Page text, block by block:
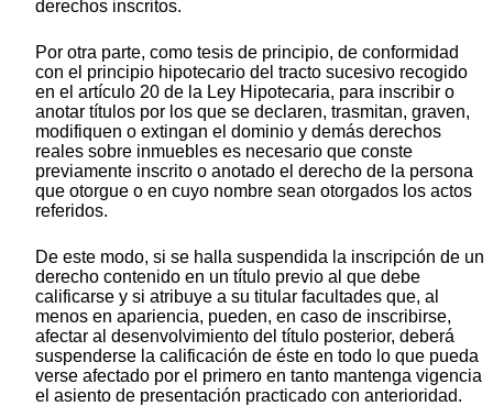
derechos inscritos.
Por otra parte, como tesis de principio, de conformidad
con el principio hipotecario del tracto sucesivo recogido
en el artículo 20 de la Ley Hipotecaria, para inscribir o
anotar títulos por los que se declaren, trasmitan, graven,
modifiquen o extingan el dominio y demás derechos
reales sobre inmuebles es necesario que conste
previamente inscrito o anotado el derecho de la persona
que otorgue o en cuyo nombre sean otorgados los actos
referidos.
De este modo, si se halla suspendida la inscripción de un
derecho contenido en un título previo al que debe
calificarse y si atribuye a su titular facultades que, al
menos en apariencia, pueden, en caso de inscribirse,
afectar al desenvolvimiento del título posterior, deberá
suspenderse la calificación de éste en todo lo que pueda
verse afectado por el primero en tanto mantenga vigencia
el asiento de presentación practicado con anterioridad.